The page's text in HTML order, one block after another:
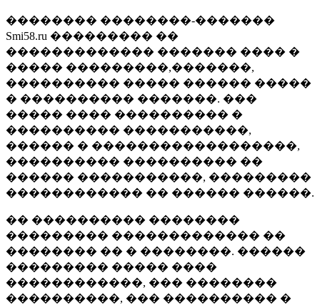
�������� ��������-�������
Smi58.ru ��������� ��
������������� ������� ���� �
����� ���������,�������,
���������� ����� ������ �����
� ���������� �������. ���
����� ���� ���������� �
���������� �����������,
������ � ������������������,
���������� ���������� ��
������ �����������, ���������
������������ �� ������ ������.
�� ���������� ��������
��������� ������������� ��
�������� �� � ��������. ������
��������� ����� ����
������������, ��� ��������
����������, ��� ���������� �